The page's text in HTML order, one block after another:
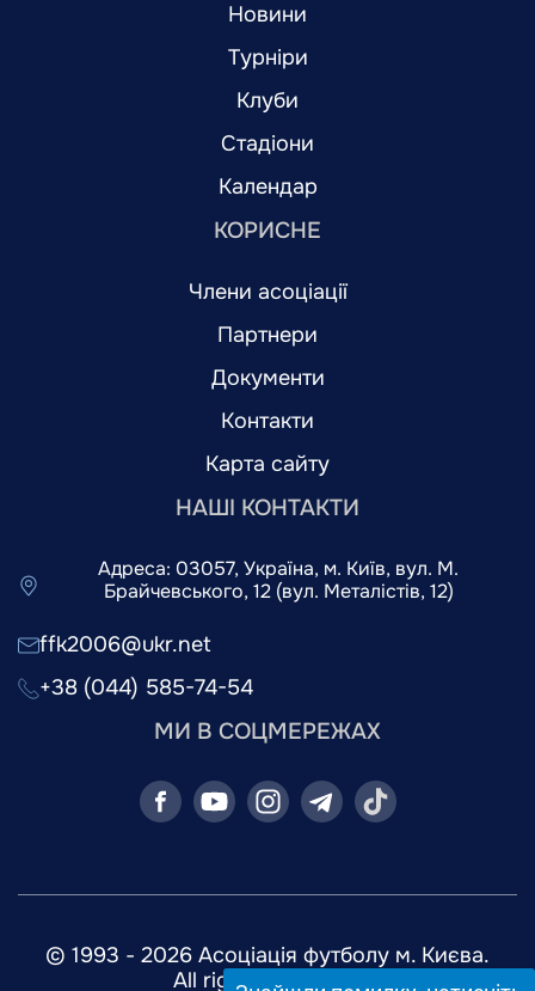
Новини
Турніри
Клуби
Стадіони
Календар
КОРИСНЕ
Члени асоціації
Партнери
Документи
Контакти
Карта сайту
НАШІ КОНТАКТИ
Адреса: 03057, Україна, м. Київ, вул. М.
Брайчевського, 12 (вул. Металістів, 12)
ffk2006@ukr.net
+38 (044) 585-74-54
МИ В СОЦМЕРЕЖАХ
© 1993 - 2026 Асоціація футболу м. Києва.
All rights reserved.